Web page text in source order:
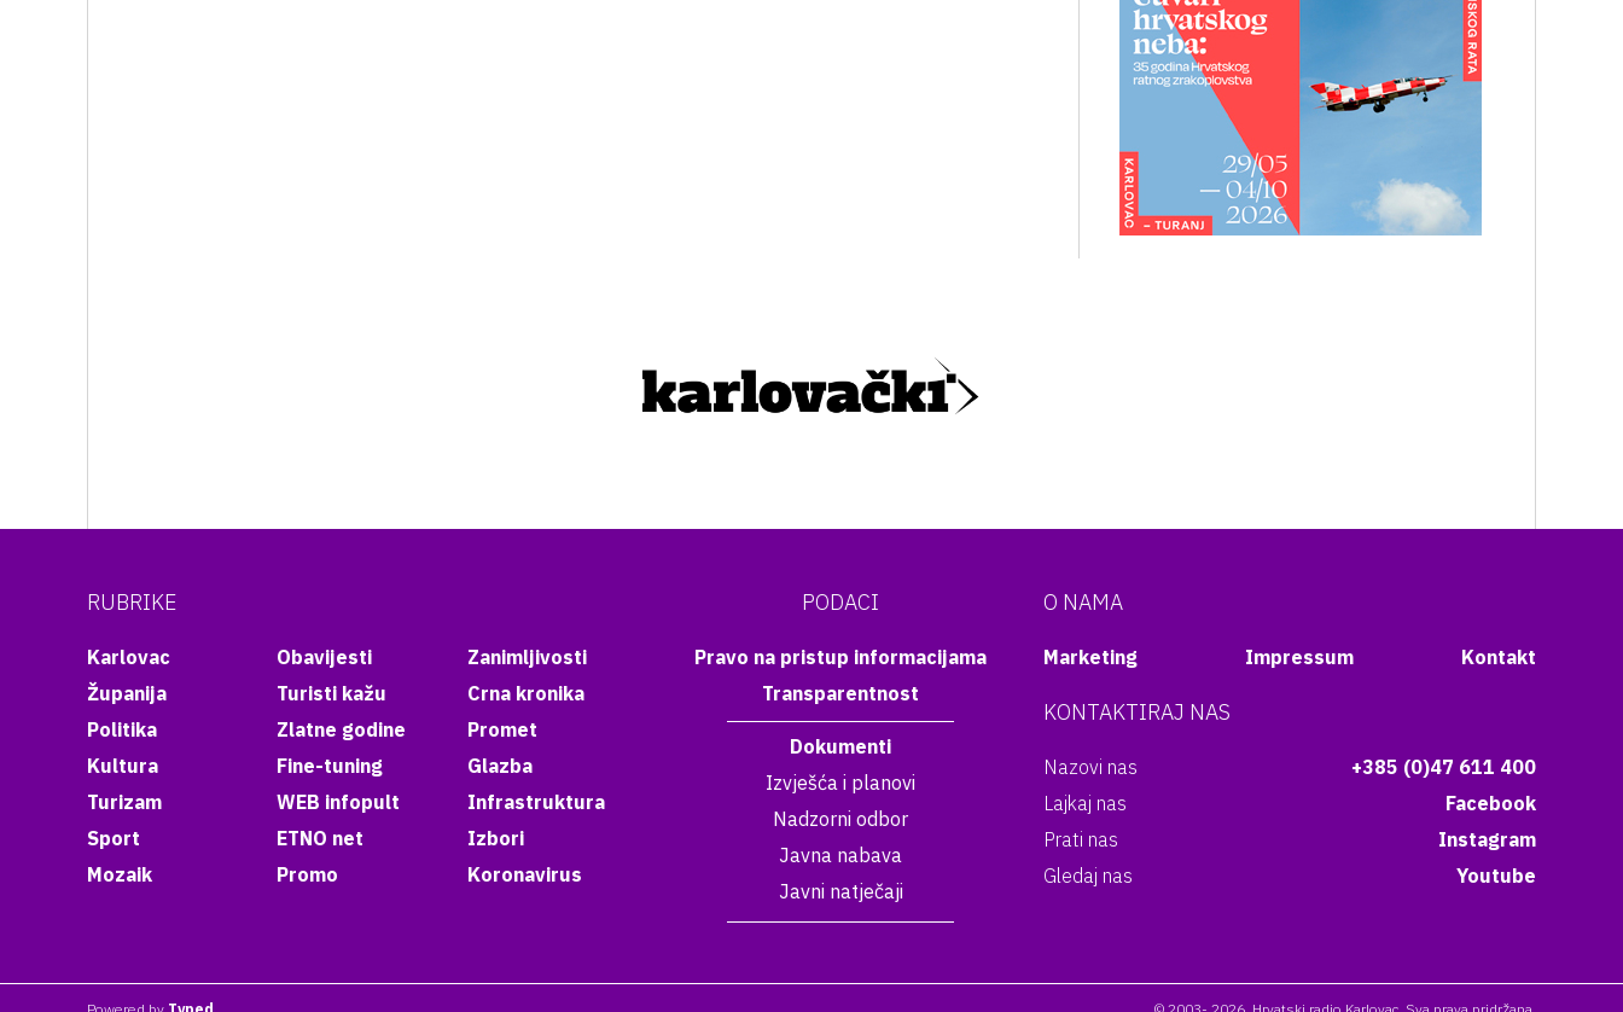
RUBRIKE
Karlovac
Županija
Politika
Kultura
Turizam
Sport
Mozaik
Obavijesti
Turisti kažu
Zlatne godine
Fine-tuning
WEB infopult
ETNO net
Promo
Zanimljivosti
Crna kronika
Promet
Glazba
Infrastruktura
Izbori
Koronavirus
PODACI
Pravo na pristup informacijama
Transparentnost
Dokumenti
Izvješća i planovi
Nadzorni odbor
Javna nabava
Javni natječaji
O NAMA
Marketing Impressum Kontakt
KONTAKTIRAJ NAS
Nazovi nas
+385 (0)47 611 400
Lajkaj nas
Facebook
Prati nas
Instagram
Gledaj nas
Youtube
Powered by Typed © 2003- 2026. Hrvatski radio Karlovac. Sva prava pridržana.